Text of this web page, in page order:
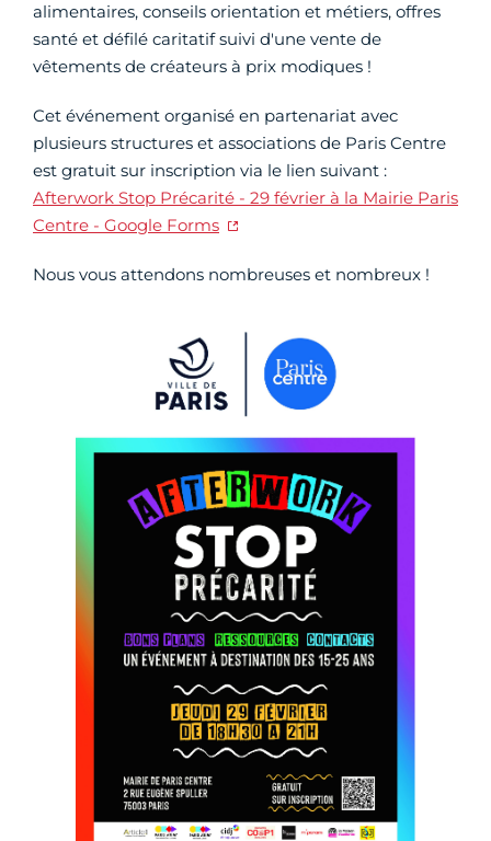
alimentaires, conseils orientation et métiers, offres
santé et défilé caritatif suivi d'une vente de
vêtements de créateurs à prix modiques !
Cet événement organisé en partenariat avec
plusieurs structures et associations de Paris Centre
est gratuit sur inscription via le lien suivant :
Afterwork Stop Précarité - 29 février à la Mairie Paris
Centre - Google Forms
Nous vous attendons nombreuses et nombreux !